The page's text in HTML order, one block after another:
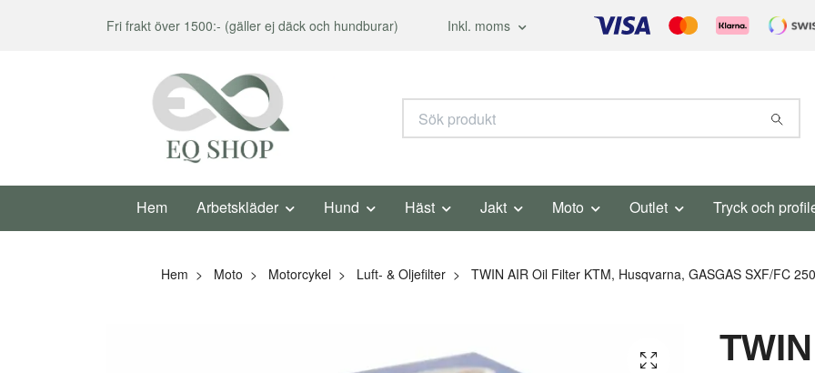
Fri frakt över 1500:- (gäller ej däck och hundburar) Inkl. moms
Hem Arbetskläder Hund Häst Jakt Moto Outlet Tryck och
Hem Moto Motorcykel Luft- & Oljefilter TWIN AIR Oil Filter KTM, Husqvarna, GASGAS SXF/FC